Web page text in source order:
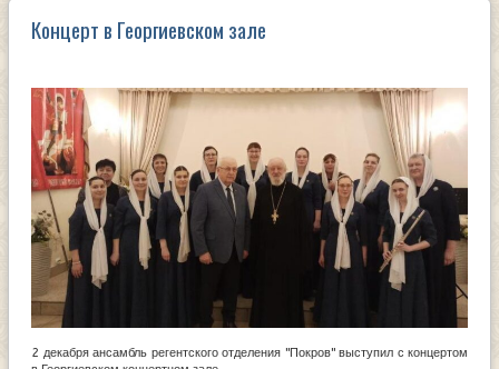
Концерт в Георгиевском зале
2 декабря ансамбль регентского отделения "Покров" выступил с концертом